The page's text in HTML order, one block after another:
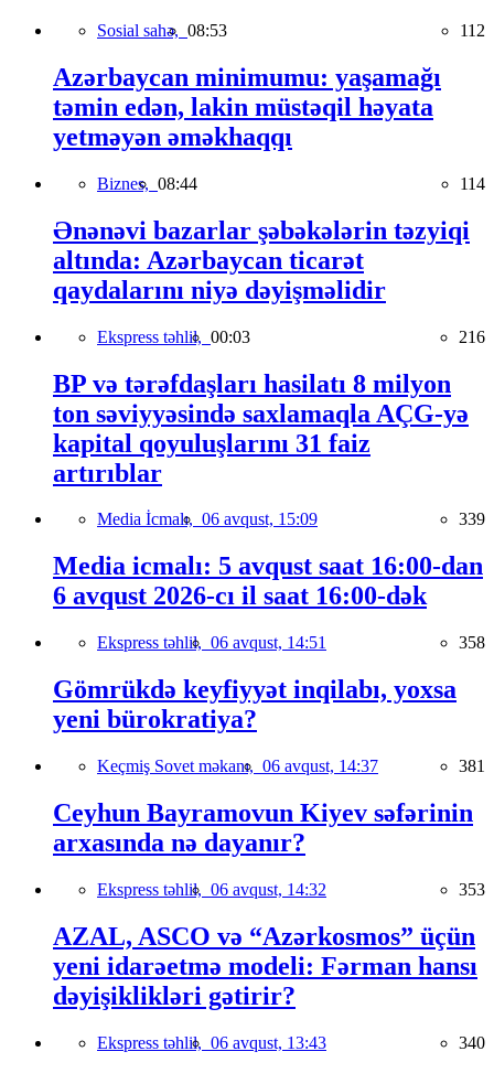
Sosial sahə, 08:53 112
Azərbaycan minimumu: yaşamağı
təmin edən, lakin müstəqil həyata
yetməyən əməkhaqqı
Biznes, 08:44 114
Ənənəvi bazarlar şəbəkələrin təzyiqi
altında: Azərbaycan ticarət
qaydalarını niyə dəyişməlidir
Ekspress təhlil, 00:03 216
BP və tərəfdaşları hasilatı 8 milyon
ton səviyyəsində saxlamaqla AÇG-yə
kapital qoyuluşlarını 31 faiz
artırıblar
Media İcmalı, 06 avqust, 15:09 339
Media icmalı: 5 avqust saat 16:00-dan
6 avqust 2026-cı il saat 16:00-dək
Ekspress təhlil, 06 avqust, 14:51 358
Gömrükdə keyfiyyət inqilabı, yoxsa
yeni bürokratiya?
Keçmiş Sovet məkanı, 06 avqust, 14:37 381
Ceyhun Bayramovun Kiyev səfərinin
arxasında nə dayanır?
Ekspress təhlil, 06 avqust, 14:32 353
AZAL, ASCO və “Azərkosmos” üçün
yeni idarəetmə modeli: Fərman hansı
dəyişiklikləri gətirir?
Ekspress təhlil, 06 avqust, 13:43 340